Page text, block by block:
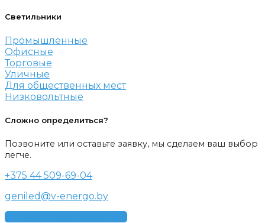
Светильники
Промышленные
Офисные
Торговые
Уличные
Для общественных мест
Низковольтные
Сложно определиться?
Позвоните или оставьте заявку, мы сделаем ваш выбор
легче.
+375 44 509-69-04
geniled@v-energo.by
Получить консультацию